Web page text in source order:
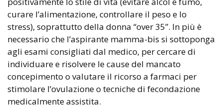
curare l’alimentazione, controllare il peso e lo
stress), soprattutto della donna “over 35”. In più è
necessario che l’aspirante mamma-bis si sottoponga
agli esami consigliati dal medico, per cercare di
individuare e risolvere le cause del mancato
concepimento o valutare il ricorso a farmaci per
stimolare l’ovulazione o tecniche di fecondazione
medicalmente assistita.